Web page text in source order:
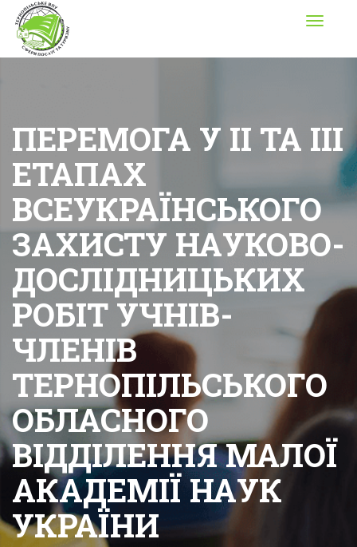
Toggle
ПЕРЕМОГА У ІІ ТА ІІІ
ЕТАПАХ
ВСЕУКРАЇНСЬКОГО
ЗАХИСТУ НАУКОВО-
ДОСЛІДНИЦЬКИХ
РОБІТ УЧНІВ-
ЧЛЕНІВ
ТЕРНОПІЛЬСЬКОГО
ОБЛАСНОГО
ВІДДІЛЕННЯ МАЛОЇ
АКАДЕМІЇ НАУК
УКРАЇНИ